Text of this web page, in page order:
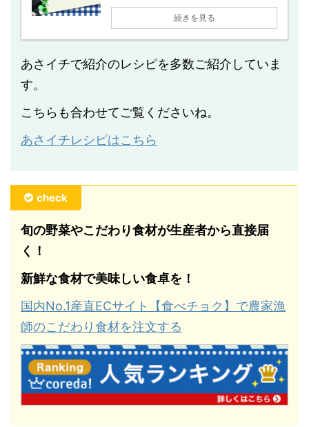
続きを見る
あさイチで紹介のレシピを多数ご紹介していま
す。
こちらも合わせてご覧くださいね。
あさイチレシピはこちら
check
旬の野菜やこだわり食材が生産者から直接届
く！
新鮮な食材で美味しい食卓を！
国内No.1産直ECサイト【食べチョク】で農家漁
師のこだわり食材を注文する